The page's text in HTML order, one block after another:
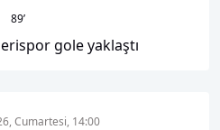
89’
gole yaklaştı
Cumartesi, 14:00